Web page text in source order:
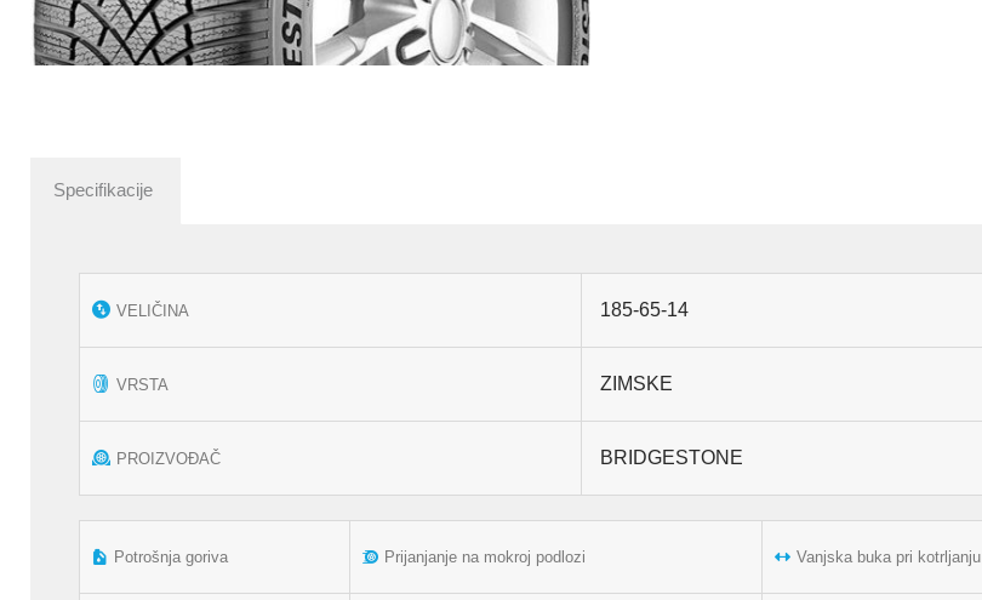
Specifikacije
VELIČINA 185-65-14
VRSTA ZIMSKE
PROIZVOĐAČ BRIDGESTONE
Potrošnja goriva Prijanjanje na mokroj podlozi Vanjska buka pri kotrljanju